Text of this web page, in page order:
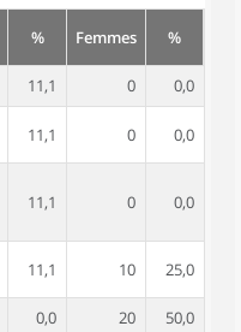
% Femmes %
11,1 0
0,0
11,1 0 0,0
11,1 0 0,0
11,1 10 25,0
0,0 20
50,0